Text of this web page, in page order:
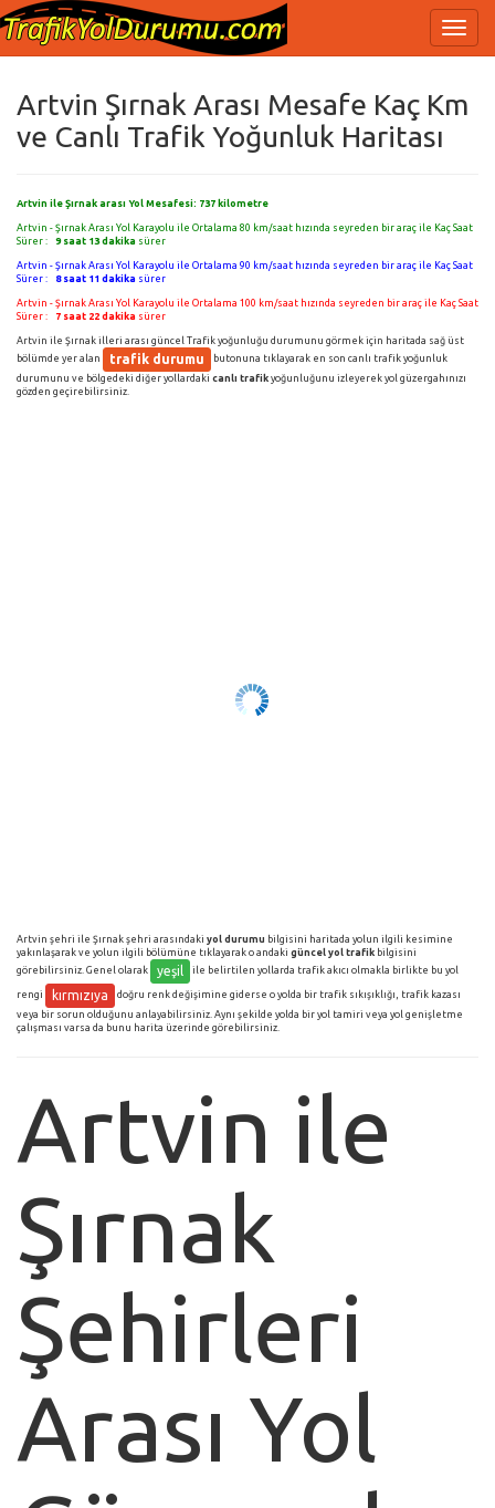
Artvin Şırnak Arası Mesafe Kaç Km
ve Canlı Trafik Yoğunluk Haritası
Artvin ile Şırnak arası Yol Mesafesi: 737 kilometre
Artvin - Şırnak Arası Yol Karayolu ile Ortalama 80 km/saat hızında seyreden bir araç ile Kaç Saat
Sürer :
9 saat 13 dakika sürer
Artvin - Şırnak Arası Yol Karayolu ile Ortalama 90 km/saat hızında seyreden bir araç ile Kaç Saat
Sürer :
8 saat 11 dakika sürer
Artvin - Şırnak Arası Yol Karayolu ile Ortalama 100 km/saat hızında seyreden bir araç ile Kaç Saat
Sürer :
7 saat 22 dakika sürer
Artvin ile Şırnak illeri arası güncel Trafik yoğunluğu durumunu görmek için haritada sağ üst
bölümde yer alan
trafik durumu
butonuna tıklayarak en son canlı trafik yoğunluk
durumunu ve bölgedeki diğer yollardaki canlı trafik yoğunluğunu izleyerek yol güzergahınızı
gözden geçirebilirsiniz.
Artvin şehri ile Şırnak şehri arasındaki yol durumu bilgisini haritada yolun ilgili kesimine
yakınlaşarak ve yolun ilgili bölümüne tıklayarak o andaki güncel yol trafik bilgisini
görebilirsiniz. Genel olarak
yeşil ile belirtilen yollarda trafik akıcı olmakla birlikte bu yol
rengi kırmızıya
doğru renk değişimine giderse o yolda bir trafik sıkışıklığı, trafik kazası
veya bir sorun olduğunu anlayabilirsiniz. Aynı şekilde yolda bir yol tamiri veya yol genişletme
çalışması varsa da bunu harita üzerinde görebilirsiniz.
Artvin ile
Şırnak
Şehirleri
Arası Yol